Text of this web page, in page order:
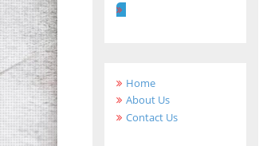
Home
About Us
Contact Us